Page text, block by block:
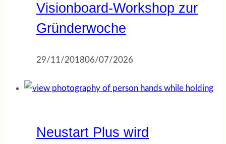
Visionboard-Workshop zur
Gründerwoche
29/11/201806/07/2026
Neustart Plus wird